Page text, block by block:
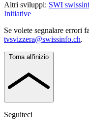
Altri sviluppi: SWI
Initiative
Se volete segnalare errori
tvsvizzera@swissinfo.ch.
Torna all'inizio
Seguiteci